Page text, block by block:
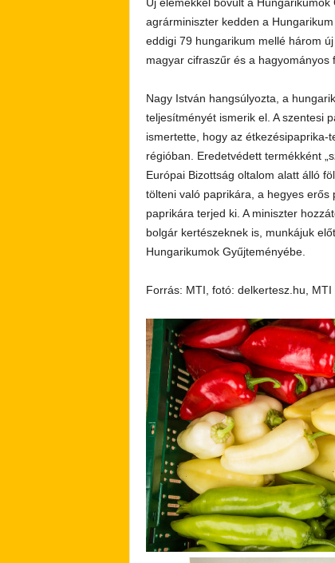
agrárminiszter kedden a
eddigi 79 hungarikum mellé három
magyar cifraszűr és a hagyományos
Nagy István hangsúlyozta, a
teljesítményét ismerik el. A szentesi
ismertette, hogy az
régióban. Eredetvédett termékként
Európai Bizottság oltalom alatt álló
tölteni való paprikára, a hegyes
paprikára terjed ki. A miniszter
bolgár kertészeknek is, munkájuk
Hungarikumok Gyűjteményébe.
Forrás: MTI, fotó: delkertesz.hu, MTI